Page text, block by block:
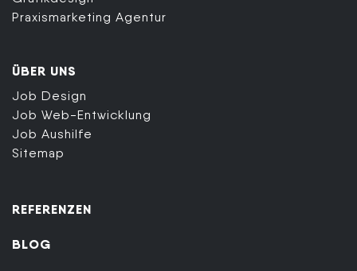
Praxismarketing Agentur
ÜBER UNS
Job Design
Job Web-Entwicklung
Job Aushilfe
Sitemap
REFERENZEN
BLOG